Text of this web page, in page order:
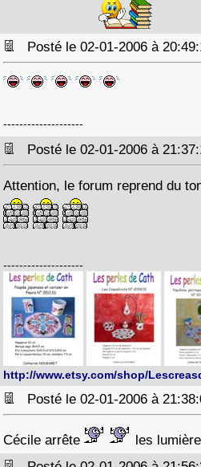
Posté le 02-01-2006 à
--------------------
Posté le 02-01-2006 à
Attention, le forum reprend du
--------------------
http://www.etsy.com/shop/
Posté le 02-01-2006 à
Cécile arrête les